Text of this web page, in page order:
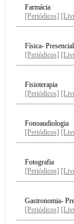
Farmácia
[Periódicos]
Física-
[Periódicos]
Fisioterapia
[Periódicos]
Fonoaudiologia
[Periódicos]
Fotografia
[Periódicos]
Gastronomia-
[Periódicos]